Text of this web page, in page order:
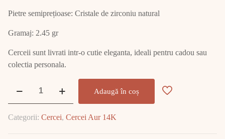
Pietre semiprețioase: Cristale de zirconiu natural
Gramaj: 2.45 gr
Cerceii sunt livrati intr-o cutie eleganta, ideali pentru cadou sau
colectia personala.
14K
Adaugă în coș
Categorii: Cercei, Cercei Aur 14K